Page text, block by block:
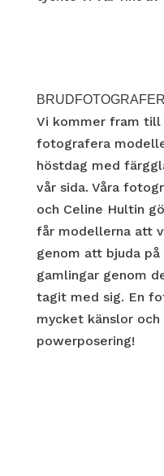
Vi kommer fram till
fotografera
höstdag med
vår sida. Våra
och Celine Hultin
får modellerna att
genom att bjuda
gamlingar genom
tagit med sig. En
mycket känslor och
powerposering!